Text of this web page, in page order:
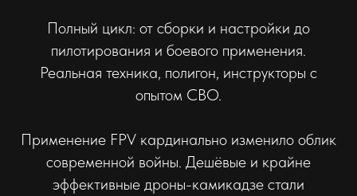
Полный цикл: от сборки и настройки до
пилотирования и боевого применения.
Реальная техника, полигон, инструкторы с
опытом СВО.
Применение FPV кардинально изменило облик
современной войны. Дешёвые и крайне
эффективные дроны-камикадзе стали